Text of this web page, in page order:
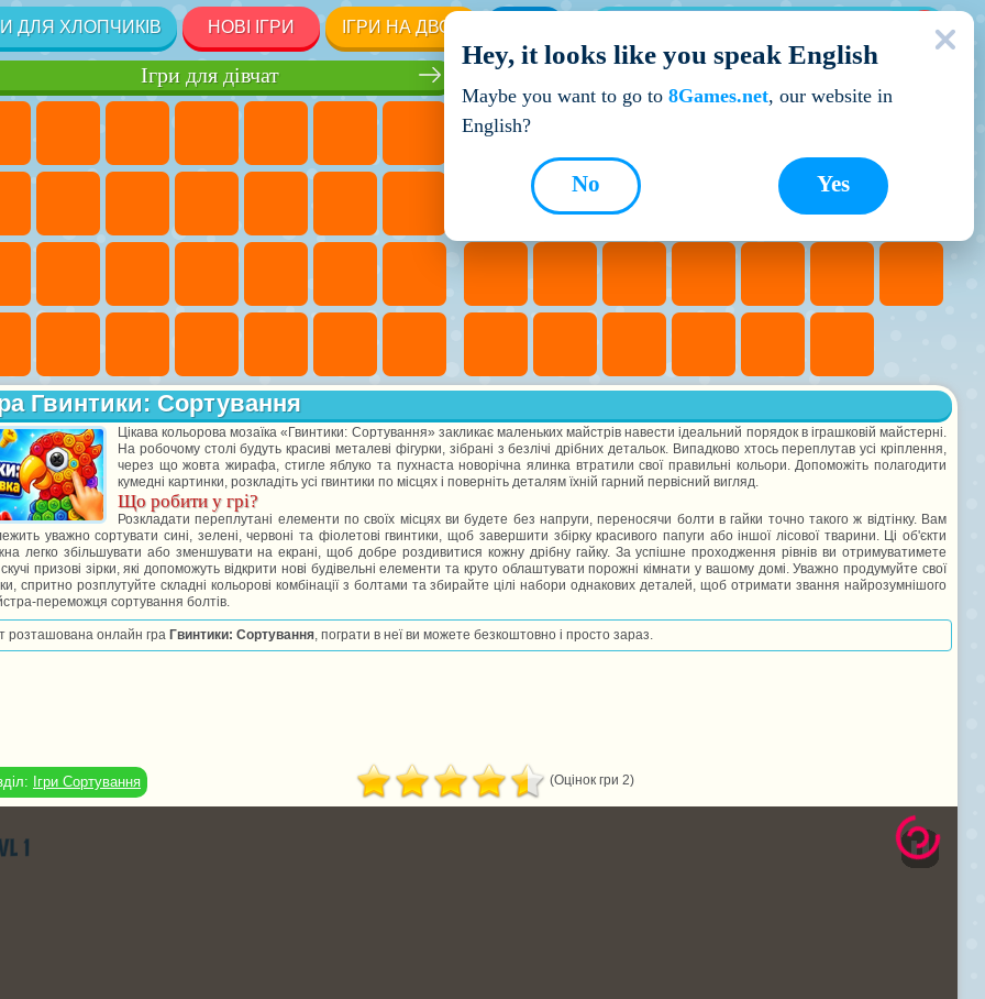
ДЛЯ ХЛОПЧИКІВ НОВІ ІГРИ ІГРИ НА ДВОХ
Кращі ігри
Ігри для дівчат
Гвинтики: Сортування
Цікава кольорова мозаїка «Гвинтики: Сортування» закликає маленьких майстрів навести ідеальний порядок в іграшковій майстерні.
На робочому столі будуть красиві металеві фігурки, зібрані з безлічі дрібних детальок. Випадково хтось переплутав усі кріплення,
через що жовта жирафа, стигле яблуко та пухнаста новорічна ялинка втратили свої правильні кольори. Допоможіть полагодити
кумедні картинки, розкладіть усі гвинтики по місцях і поверніть деталям їхній гарний первісний вигляд.
Що робити у грі?
Розкладати переплутані елементи по своїх місцях ви будете без напруги, переносячи болти в гайки точно такого ж відтінку. Вам
уважно сортувати сині, зелені, червоні та фіолетові гвинтики, щоб завершити збірку красивого папуги або іншої лісової тварини. Ці об'єкти
легко збільшувати або зменшувати на екрані, щоб добре роздивитися кожну дрібну гайку. За успішне проходження рівнів ви отримуватимете
призові зірки, які допоможуть відкрити нові будівельні елементи та круто облаштувати порожні кімнати у вашому домі. Уважно продумуйте свої
спритно розплутуйте складні кольорові комбінації з болтами та збирайте цілі набори однакових деталей, щоб отримати звання найрозумнішого
переможця сортування болтів.
розташована онлайн гра Гвинтики: Сортування, пограти в неї ви можете безкоштовно і просто зараз.
Ігри Сортування (Оцінок гри 2)
Hey, it looks like you speak English
Maybe you want to go to 8Games.net, our website in
English?
Yes
No